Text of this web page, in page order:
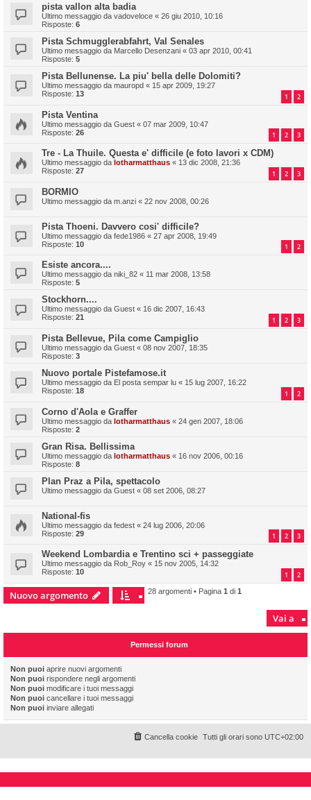
pista vallon alta badia
Ultimo messaggio da vadoveloce « 26 giu 2010, 10:16
Risposte: 6
Pista Schmugglerabfahrt, Val Senales
Ultimo messaggio da Marcello Desenzani « 03 apr 2010, 00:41
Risposte: 5
Pista Bellunense. La piu' bella delle Dolomiti?
Ultimo messaggio da mauropd « 15 apr 2009, 19:27
Risposte: 13 1 2
Pista Ventina
Ultimo messaggio da Guest « 07 mar 2009, 10:47
Risposte: 26 1 2 3
Tre - La Thuile. Questa e' difficile (e foto lavori x CDM)
Ultimo messaggio da lotharmatthaus « 13 dic 2008, 21:36
Risposte: 27 1 2 3
BORMIO
Ultimo messaggio da m.anzi « 22 nov 2008, 00:26
Pista Thoeni. Davvero cosi' difficile?
Ultimo messaggio da fede1986 « 27 apr 2008, 19:49
Risposte: 10 1 2
Esiste ancora....
Ultimo messaggio da niki_82 « 11 mar 2008, 13:58
Risposte: 5
Stockhorn....
Ultimo messaggio da Guest « 16 dic 2007, 16:43
Risposte: 21 1 2 3
Pista Bellevue, Pila come Campiglio
Ultimo messaggio da Guest « 08 nov 2007, 18:35
Risposte: 3
Nuovo portale Pistefamose.it
Ultimo messaggio da El posta sempar lu « 15 lug 2007, 16:22
Risposte: 18 1 2
Corno d'Aola e Graffer
Ultimo messaggio da lotharmatthaus « 24 gen 2007, 18:06
Risposte: 2
Gran Risa. Bellissima
Ultimo messaggio da lotharmatthaus « 16 nov 2006, 00:16
Risposte: 8
Plan Praz a Pila, spettacolo
Ultimo messaggio da Guest « 08 set 2006, 08:27
National-fis
Ultimo messaggio da fedest « 24 lug 2006, 20:06
Risposte: 29 1 2 3
Weekend Lombardia e Trentino sci + passeggiate
Ultimo messaggio da Rob_Roy « 15 nov 2005, 14:32
Risposte: 10 1 2
Nuovo argomento 28 argomenti • Pagina 1 di 1
Vai a
Permessi forum
Non puoi aprire nuovi argomenti
Non puoi rispondere negli argomenti
Non puoi modificare i tuoi messaggi
Non puoi cancellare i tuoi messaggi
Non puoi inviare allegati
Tutti gli orari sono UTC+02:00
Cancella cookie